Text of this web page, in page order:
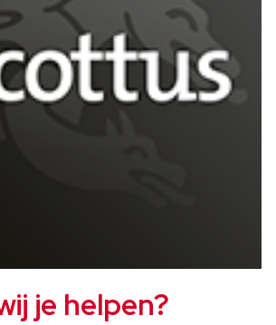
je helpen?